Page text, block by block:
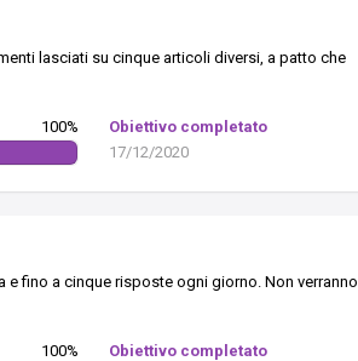
lasciati su cinque articoli diversi, a patto che
100%
Obiettivo completato
17/12/2020
fino a cinque risposte ogni giorno. Non verranno
100%
Obiettivo completato